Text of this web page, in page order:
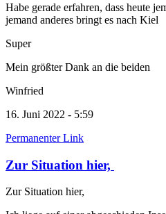
Habe gerade erfahren, dass heute
jemand anderes bringt es nach Kiel
Super
Mein größter Dank an die beiden
Winfried
16. Juni 2022 - 5:59
Permanenter Link
Zur Situation hier,
Zur Situation hier,